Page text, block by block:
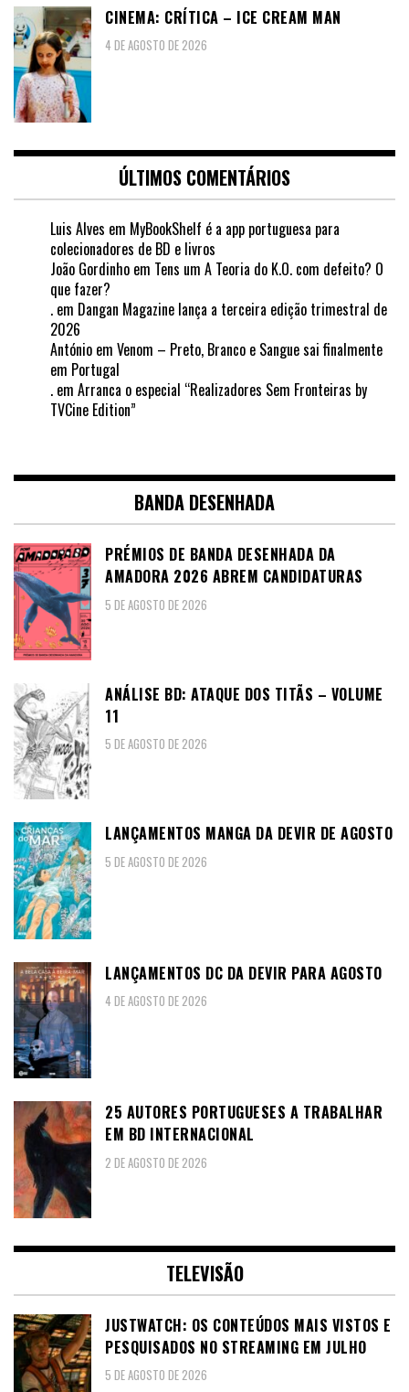
CINEMA: CRÍTICA – ICE CREAM MAN
4 DE AGOSTO DE 2026
ÚLTIMOS COMENTÁRIOS
Luis Alves em MyBookShelf é a app portuguesa para
colecionadores de BD e livros
João Gordinho em Tens um A Teoria do K.O. com defeito? O
que fazer?
. em Dangan Magazine lança a terceira edição trimestral de
2026
António em Venom – Preto, Branco e Sangue sai finalmente
em Portugal
. em Arranca o especial “Realizadores Sem Fronteiras by
TVCine Edition”
BANDA DESENHADA
PRÉMIOS DE BANDA DESENHADA DA
AMADORA 2026 ABREM CANDIDATURAS
5 DE AGOSTO DE 2026
ANÁLISE BD: ATAQUE DOS TITÃS – VOLUME
11
5 DE AGOSTO DE 2026
LANÇAMENTOS MANGA DA DEVIR DE AGOSTO
5 DE AGOSTO DE 2026
LANÇAMENTOS DC DA DEVIR PARA AGOSTO
4 DE AGOSTO DE 2026
25 AUTORES PORTUGUESES A TRABALHAR
EM BD INTERNACIONAL
2 DE AGOSTO DE 2026
TELEVISÃO
JUSTWATCH: OS CONTEÚDOS MAIS VISTOS E
PESQUISADOS NO STREAMING EM JULHO
5 DE AGOSTO DE 2026